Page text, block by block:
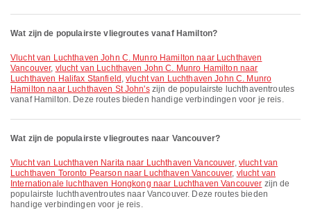
Wat zijn de populairste vliegroutes vanaf Hamilton?
vlucht van Luchthaven John C. Munro Hamilton naar Luchthaven
Vancouver, vlucht van Luchthaven John C. Munro Hamilton naar
Luchthaven Halifax Stanfield ,vlucht van Luchthaven John C. Munro
Hamilton naar Luchthaven St John'szijn de populairste luchthaventroutes
vanaf Hamilton. Deze routes bieden handige verbindingen voor je reis.
Wat zijn de populairste vliegroutes naar Vancouver?
vlucht van Luchthaven Narita naar Luchthaven Vancouver, vlucht van
Luchthaven Toronto Pearson naar Luchthaven Vancouver, vlucht van
Internationale luchthaven Hongkong naar Luchthaven Vancouver zijn de
populairste luchthaventroutes naar Vancouver. Deze routes bieden
handige verbindingen voor je reis.